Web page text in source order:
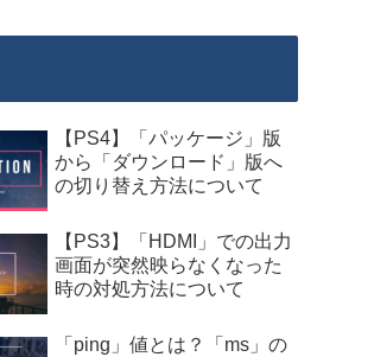
【PS4】「パッケージ」版
から「ダウンロード」版へ
の切り替え方法について
【PS3】「HDMI」での出力
画面が突然映らなくなった
時の対処方法について
「ping」値とは？「ms」の